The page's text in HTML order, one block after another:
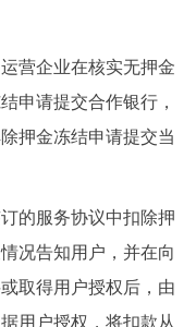
营企业在核实无押金
申请提交合作银行，
押金冻结申请提交当
的服务协议中扣除押
况告知用户，并在向
取得用户授权后，由
用户授权，将扣款从